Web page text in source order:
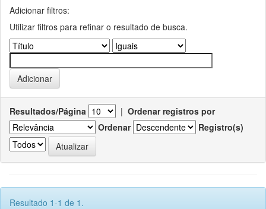
Adicionar filtros:
Utilizar filtros para refinar o resultado de busca.
Resultados/Página | Ordenar registros por
Ordenar
Registro(s)
Resultado 1-1 de 1.